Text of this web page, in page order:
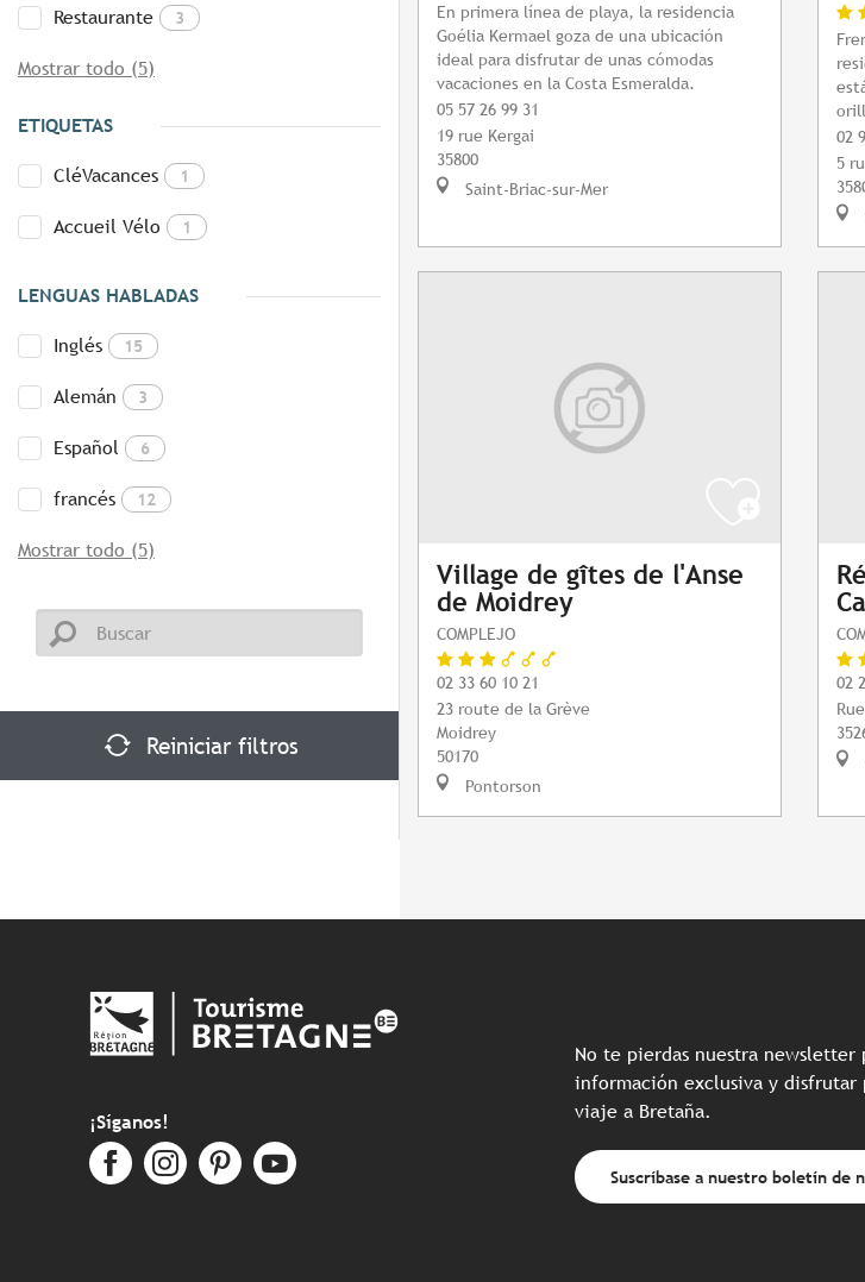
Restaurante 3
Mostrar todo (5)
ETIQUETAS
CléVacances 1
Accueil Vélo 1
LENGUAS HABLADAS
Inglés 15
Alemán 3
Español 6
francés 12
Mostrar todo (5)
Reiniciar filtros
En primera línea de playa, la residencia
Goélia Kermael goza de una ubicación
ideal para disfrutar de unas cómodas
vacaciones en la Costa Esmeralda.
05 57 26 99 31
19 rue Kergai
35800
Saint-Briac-sur-Mer
02
5
Village de gîtes de l'Anse
de Moidrey
COMPLEJO
02 33 60 10 21
23 route de la Grève
Moidrey
50170
Pontorson
02
¡Síganos!
No te pierdas nuestra newsletter
información exclusiva y disfrutar
viaje a Bretaña.
Suscríbase a nuestro boletín de